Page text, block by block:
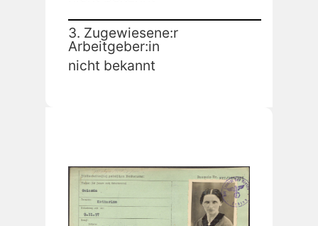
3. Zugewiesene:r
Arbeitgeber:in
nicht bekannt